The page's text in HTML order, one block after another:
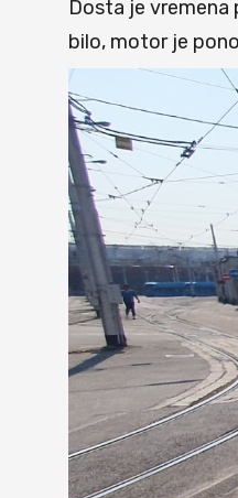
Dosta je vremena
bilo, motor je